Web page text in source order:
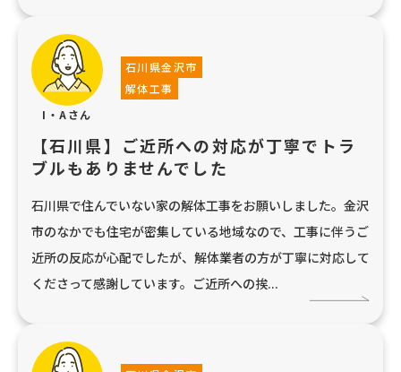
I・Aさん
石川県金沢市
解体工事
【石川県】ご近所への対応が丁寧でトラ
ブルもありませんでした
石川県で住んでいない家の解体工事をお願いしました。金沢
市のなかでも住宅が密集している地域なので、工事に伴うご
近所の反応が心配でしたが、解体業者の方が丁寧に対応して
くださって感謝しています。ご近所への挨...